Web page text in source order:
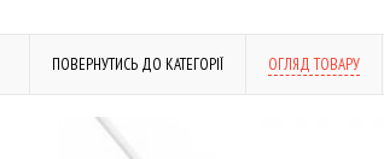
ПОВЕРНУТИСЬ ДО КАТЕГОРІЇ ОГЛЯД ТОВАРУ